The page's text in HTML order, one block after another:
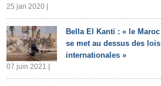
25 jan 2020 |
Bella El Kanti : « le Maroc
se met au dessus des lois
internationales »
07 juin 2021 |